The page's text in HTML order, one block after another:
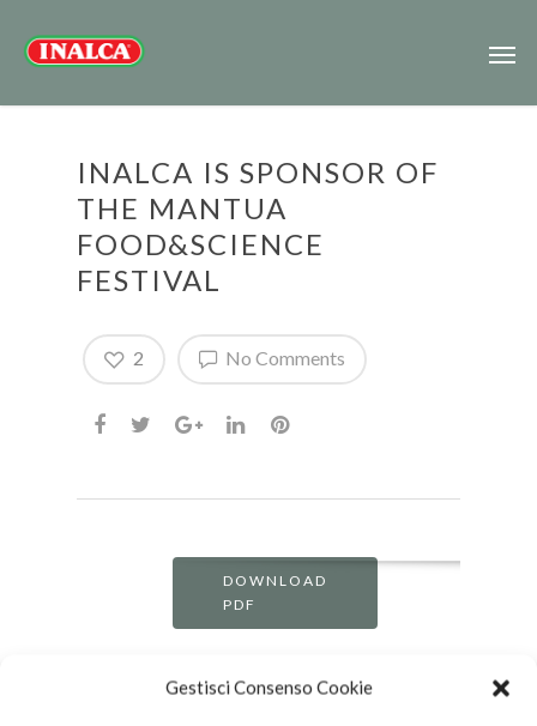
Gestisci Consenso Cookie
INALCA IS SPONSOR OF
THE MANTUA
FOOD&SCIENCE
FESTIVAL
No Comments
2
DOWNLOAD
PDF